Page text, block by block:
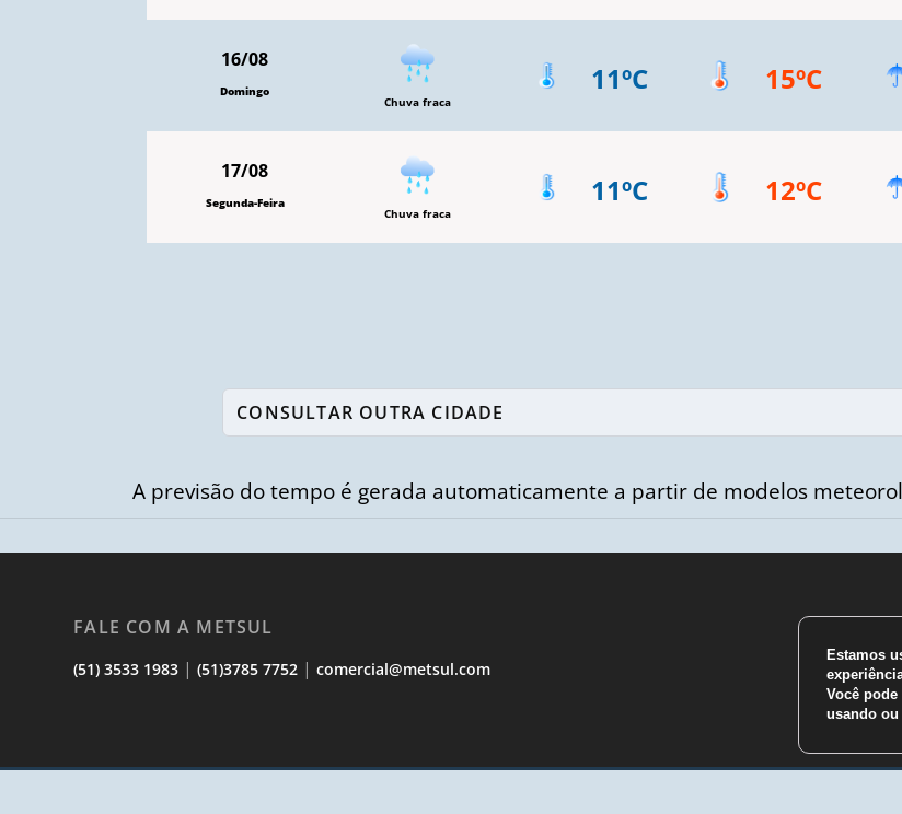
16/08
Domingo
Chuva fraca
11ºC 15ºC
17/08
Segunda-Feira
Chuva fraca
11ºC 12ºC
A previsão do tempo é gerada automaticamente a partir de modelos
FALE COM A METSUL
(51) 3533 1983 |(51)3785 7752 |comercial@metsul.com
Estamos
Você
usando ou